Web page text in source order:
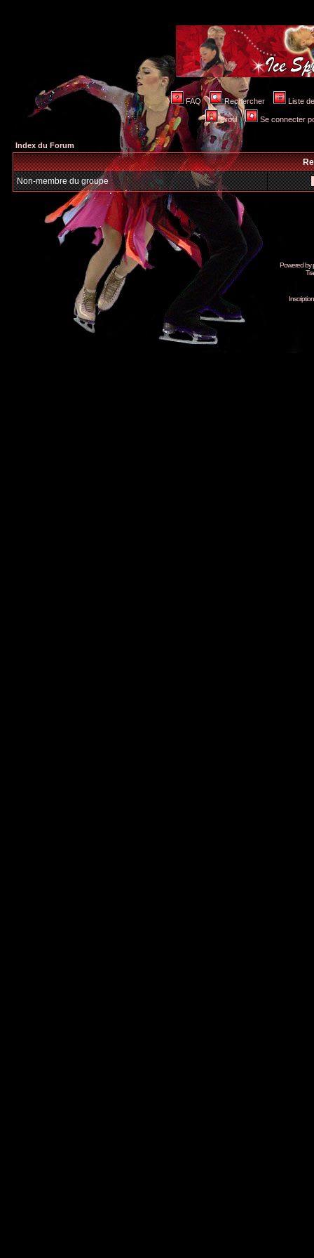
FAQ Rechercher Liste
Profil Se connecter
Index du Forum
Non-membre du groupe
Powered by